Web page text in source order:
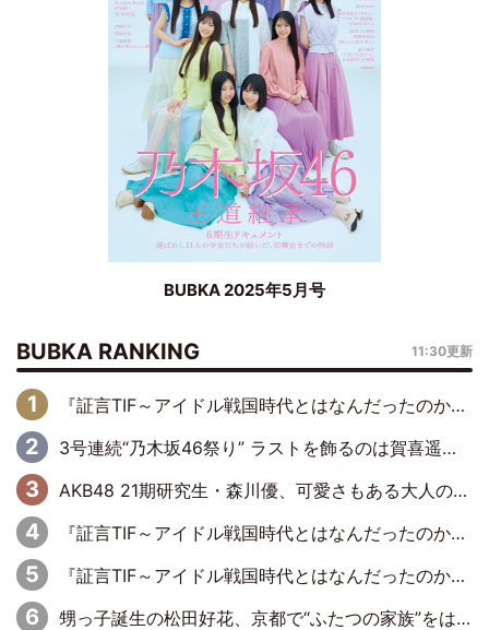
BUBKA 2025年5月号
BUBKA RANKING 11:30更新
『証言TIF～アイドル戦国時代とはなんだったのか～』第6回：でんぱ組.inc・古川未鈴×相沢梨紗「『ハロプロやりたかったな』って言ったら、夢眠ねむさんに『てめえはでんぱ組．incなんだよ！』って肩パンされて(笑)」
3号連続“乃木坂46祭り” ラストを飾るのは賀喜遥香…5年ぶりの登場に「5年分大人になった私を見ていただけたら」
AKB48 21期研究生・森川優、可愛さもある大人の女性に
『証言TIF～アイドル戦国時代とはなんだったのか～』第11回：私立恵比寿中学・真山りか×安本彩花「TIFで10年ぶりのキョンシーメイクをしたら、場を完全に引かせてしまって。時代が変わったんだなって」
『証言TIF～アイドル戦国時代とはなんだったのか～』第10回：さくら学院・武藤彩未×飯田らうら「正直、中3で辞めるというのを信じてなくて。そう言われてはいたけど、嘘でしょって」
甥っ子誕生の松田好花、京都で“ふたつの家族”をはしご！ “母”黒谷友香に見送られ、“父”松岡昌宏とはハシゴ酒